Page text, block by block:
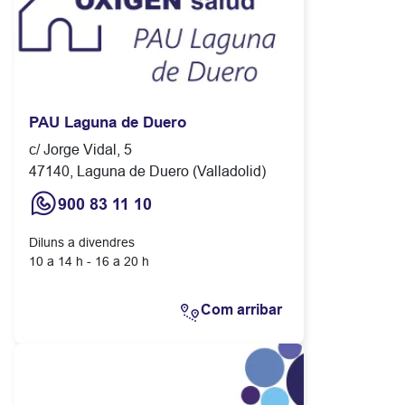
PAU Laguna de Duero
c/ Jorge Vidal, 5
47140, Laguna de Duero (Valladolid)
900 83 11 10
Diluns a divendres
10 a 14 h - 16 a 20 h
Com arribar